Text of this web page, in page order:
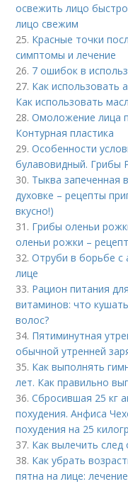
освежить лицо
лицо свежим
25. Красные точки
симптомы и лечение
26. 7 ошибок в
27. Как использовать
Как использовать
28.Омоложение лица
Контурная пластика
29.Особенности
булавовидный. Грибы
30. Тыква запеченная
духовке – рецепты
вкусно!)
31. Грибы оленьи
оленьи рожки –
32.Отруби в борьбе с
лице
33. Рацион питания
витаминов: что
волос?
34. Пятиминутная
обычной утренней
35. Как выполнять
лет. Как правильно
36.Сбросившая 25 кг
похудения. Анфиса
похудения на 25
37. Как вылечить
38. Как убрать
пятна на лице: лечение